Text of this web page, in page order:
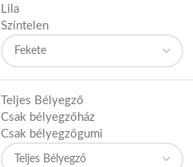
Lila
Színtelen
Teljes Bélyegző
Csak bélyegzőház
Csak bélyegzőgumi